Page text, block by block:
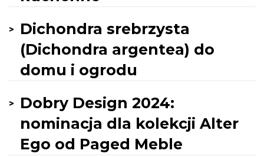
Dichondra srebrzysta
(Dichondra argentea) do
domu i ogrodu
Dobry Design 2024:
nominacja dla kolekcji Alter
Ego od Paged Meble